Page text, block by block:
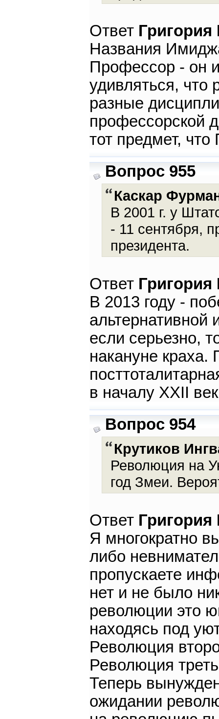
Ответ
Названия
Профессор - он
удивляться,
разные
профессорской
тот предмет,
Вопрос 955
Каскар
В 2001 г. у
- 11 сентября,
президента.
Ответ
В 2013 году -
альтернативной
если серьезно,
накануне краха.
в началу XXII
Вопрос 954
Крутиков
Революция на
год Змеи.
Ответ
Я многократно
либо
пропускаете
нет и не было
революции это
находясь под
Революция
Революция
Теперь
ожидании